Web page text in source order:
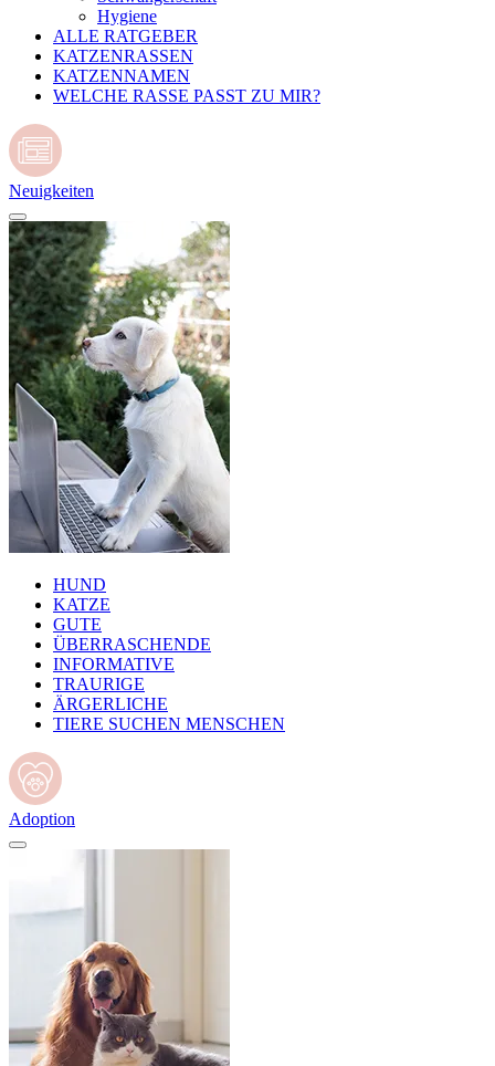
Hygiene
ALLE RATGEBER
KATZENRASSEN
KATZENNAMEN
WELCHE RASSE PASST ZU MIR?
Neuigkeiten
HUND
KATZE
GUTE
ÜBERRASCHENDE
INFORMATIVE
TRAURIGE
ÄRGERLICHE
TIERE SUCHEN MENSCHEN
Adoption